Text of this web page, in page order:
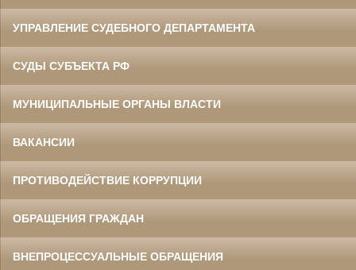
УПРАВЛЕНИЕ СУДЕБНОГО ДЕПАРТАМЕНТА
СУДЫ СУБЪЕКТА РФ
МУНИЦИПАЛЬНЫЕ ОРГАНЫ ВЛАСТИ
ВАКАНСИИ
ПРОТИВОДЕЙСТВИЕ КОРРУПЦИИ
ОБРАЩЕНИЯ ГРАЖДАН
ВНЕПРОЦЕССУАЛЬНЫЕ ОБРАЩЕНИЯ